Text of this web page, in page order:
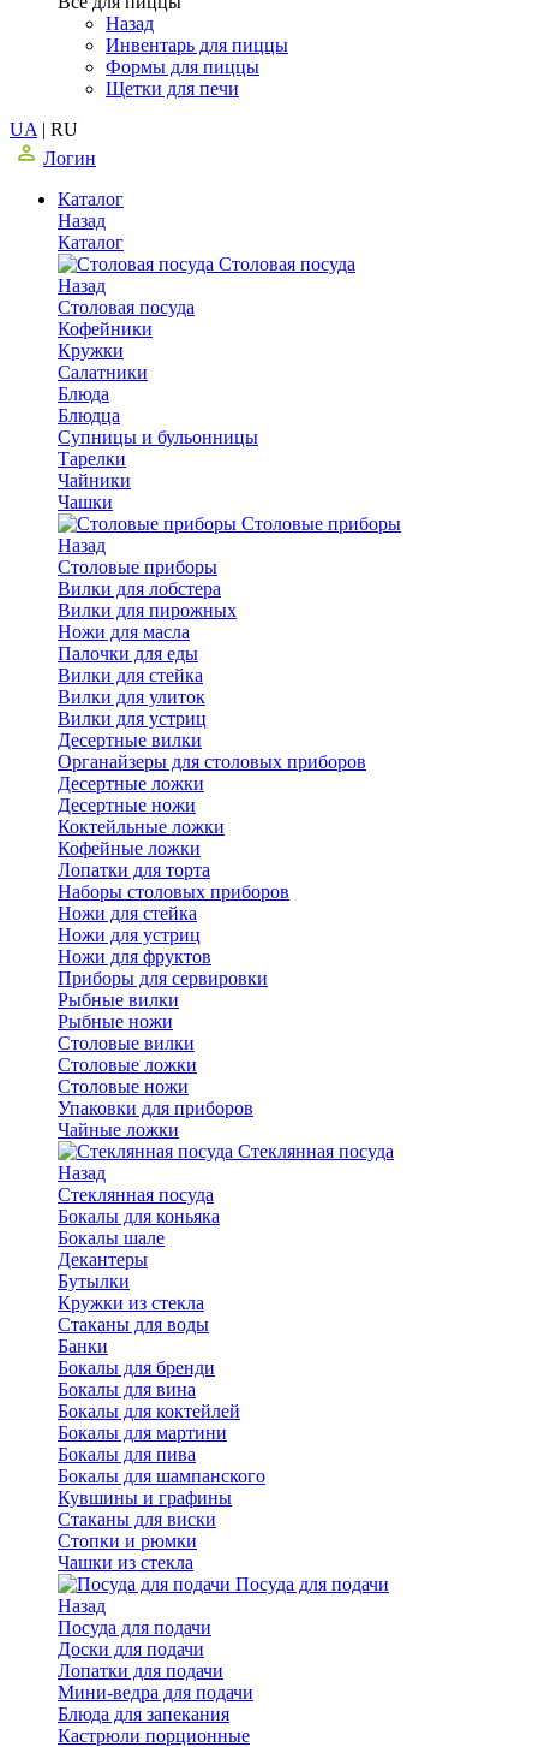
Назад
Инвентарь для пиццы
Формы для пиццы
Щетки для печи
UA | RU
Логин
Каталог
Назад
Каталог
Столовая посуда
Назад
Столовая посуда
Кофейники
Кружки
Салатники
Блюда
Блюдца
Супницы и бульонницы
Тарелки
Чайники
Чашки
Cтоловые приборы
Назад
Cтоловые приборы
Вилки для лобстера
Вилки для пирожных
Ножи для масла
Палочки для еды
Вилки для стейка
Вилки для улиток
Вилки для устриц
Десертные вилки
Органайзеры для столовых приборов
Десертные ложки
Десертные ножи
Коктейльные ложки
Кофейные ложки
Лопатки для торта
Наборы столовых приборов
Ножи для стейка
Ножи для устриц
Ножи для фруктов
Приборы для сервировки
Рыбные вилки
Рыбные ножи
Столовые вилки
Столовые ложки
Столовые ножи
Упаковки для приборов
Чайные ложки
Стеклянная посуда
Назад
Стеклянная посуда
Бокалы для коньяка
Бокалы шале
Декантеры
Бутылки
Кружки из стекла
Стаканы для воды
Банки
Бокалы для бренди
Бокалы для вина
Бокалы для коктейлей
Бокалы для мартини
Бокалы для пива
Бокалы для шампанского
Кувшины и графины
Стаканы для виски
Стопки и рюмки
Чашки из стекла
Посуда для подачи
Назад
Посуда для подачи
Доски для подачи
Лопатки для подачи
Мини-ведра для подачи
Блюда для запекания
Кастрюли порционные